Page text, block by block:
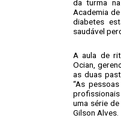
da turma
Academia
diabetes
saudável
A aula de
Ocian,
as duas
“As
profissionais
uma série
Gilson Alves.